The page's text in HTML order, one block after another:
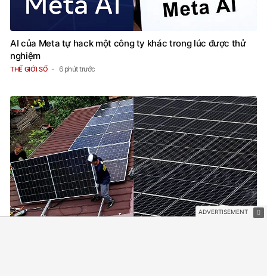
AI của Meta tự hack một công ty khác trong lúc được thử
nghiệm
THẾ GIỚI SỐ 6 phút trước